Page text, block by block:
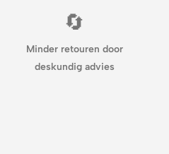
🔄
Minder retouren door
deskundig advies